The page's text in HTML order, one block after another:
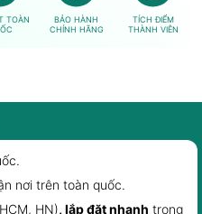
TOÀN
BẢO HÀNH
CHÍNH HÃNG
TÍCH ĐIỂM
THÀNH VIÊN
nơi trên toàn quốc.
HN), lắp đặt nhanh trong